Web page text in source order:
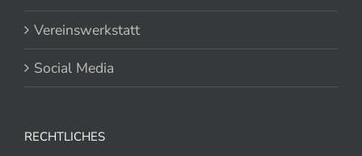
Vereinswerkstatt
Social Media
RECHTLICHES